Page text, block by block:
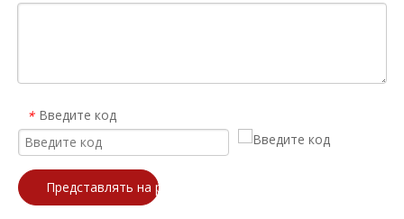
* Введите код
Представлять на рассмотрение